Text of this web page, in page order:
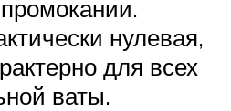
нулевая,
для всех
ваты.